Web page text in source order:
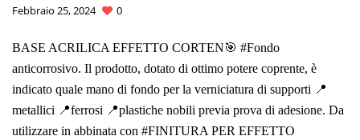
Febbraio 25, 2024
0
BASE ACRILICA EFFETTO CORTEN🎯 #Fondo
anticorrosivo. Il prodotto, dotato di ottimo potere coprente, è
indicato quale mano di fondo per la verniciatura di supporti 📍
metallici 📍ferrosi 📍plastiche nobili previa prova di adesione. Da
utilizzare in abbinata con #FINITURA PER EFFETTO